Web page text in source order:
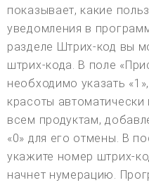
показывает, какие
уведомления в
разделе Штрих-код вы
штрих-кода. В поле
необходимо указать
красоты
всем продуктам,
«0» для его отмены. В
укажите номер штрих-
начнет нумерацию.